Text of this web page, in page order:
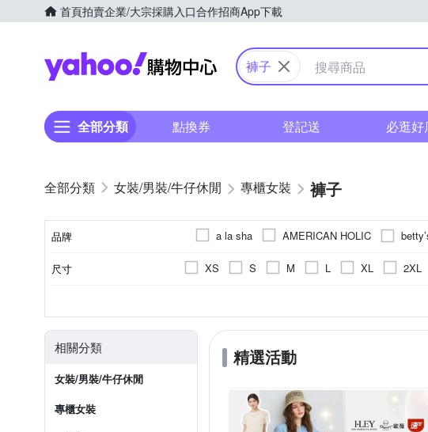
首頁拍賣企業/大宗採購入口合作招商App下載
Yahoo購物中心
褲子
全部分類 點換券 登記送 必逛好
女裝/男裝/牛仔休閒 專櫃女裝 褲子
品牌 a la sha AMERICAN HOLIC
Just J’S Miss
KANGOL KeyWear
尺寸 XS S M L XL 2XL
相關分類
女裝/男裝/牛仔休閒
專櫃女裝
精選活動